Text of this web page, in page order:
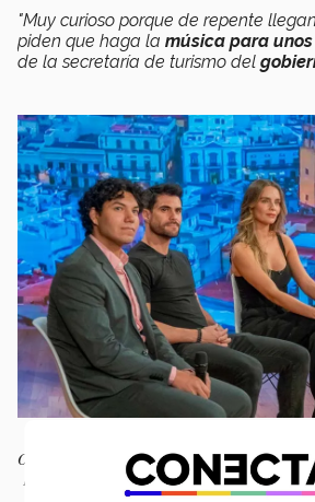
"Muy curioso porque de repente
piden que haga la música para
de la secretaría de turismo del
Osiris Gil con parte del elenco de la serie
Foto: Antonio Partida